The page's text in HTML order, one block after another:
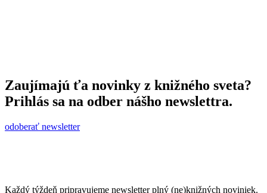
Zaujímajú ťa novinky z knižného sveta?
Prihlás sa na odber nášho newslettra.
odoberať newsletter
Každý týždeň pripravujeme newsletter plný (ne)knižných noviniek.